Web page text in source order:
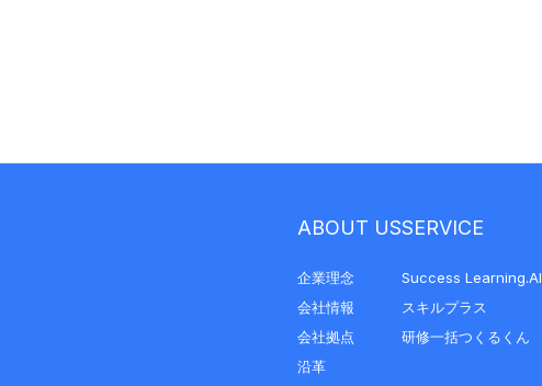
ABOUT US
企業理念
会社情報
会社拠点
沿革
SERVICE
Success Learning.AI
スキルプラス
研修一括つくるくん